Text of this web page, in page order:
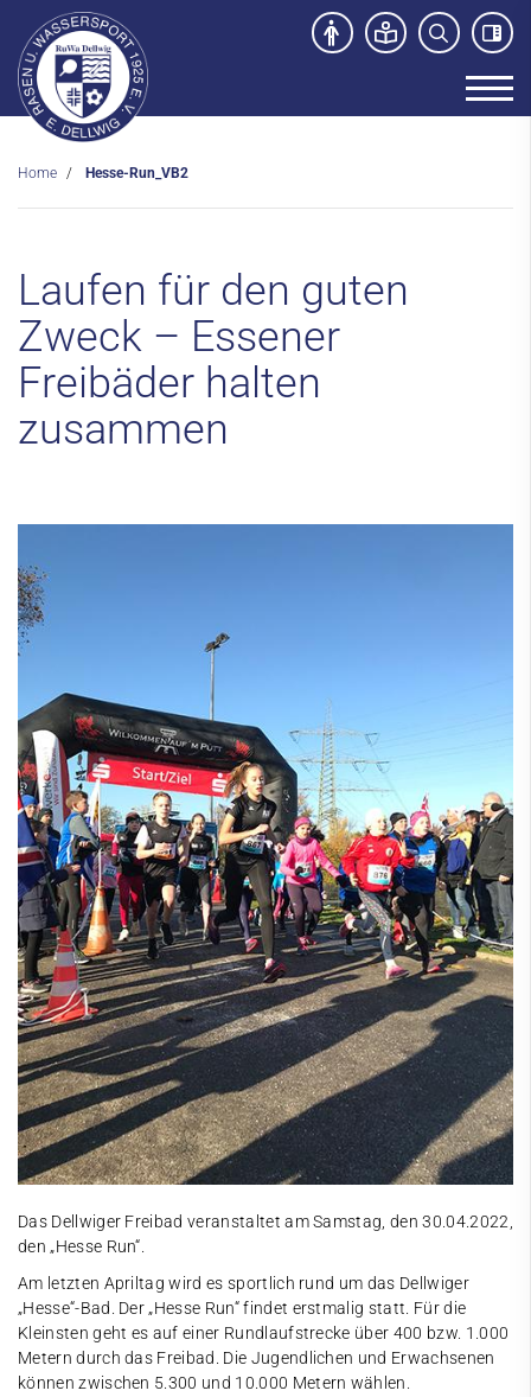
Home Hesse-Run_VB2
Laufen für den guten
Zweck – Essener
Freibäder halten
zusammen
Das Dellwiger Freibad veranstaltet am Samstag, den 30.04.2022,
den „Hesse Run“.
Am letzten Apriltag wird es sportlich rund um das Dellwiger
„Hesse“-Bad. Der „Hesse Run“ findet erstmalig statt. Für die
Kleinsten geht es auf einer Rundlaufstrecke über 400 bzw. 1.000
Metern durch das Freibad. Die Jugendlichen und Erwachsenen
können zwischen 5.300 und 10.000 Metern wählen.
Sport- und Kursangebot
Freibad
Kontakt